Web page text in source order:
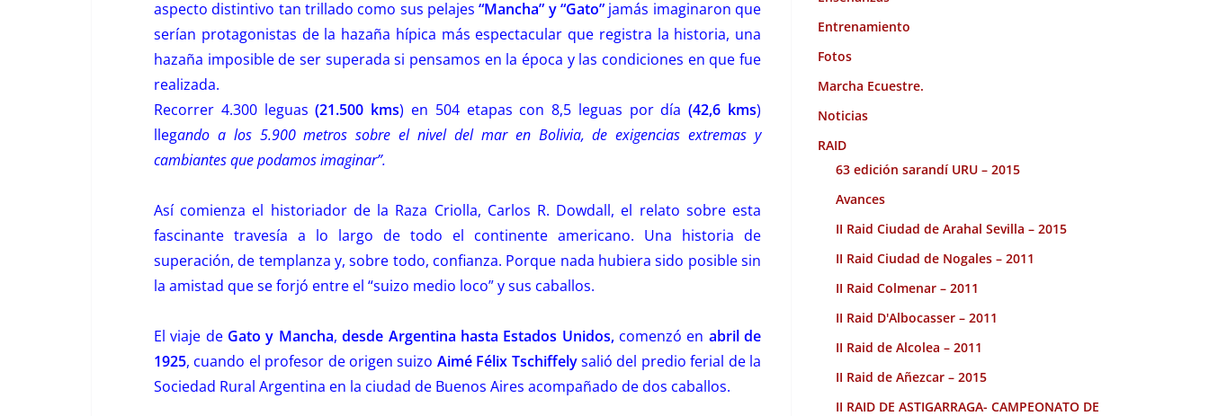
aspecto distintivo tan trillado como sus pelajes“Mancha” y “Gato” jamás imaginaron que
serían protagonistas de la hazaña hípica más espectacular que registra la historia, una
hazaña imposible de ser superada si pensamos en la época y las condiciones en que fue
realizada.
Recorrer 4.300 leguas(21.500 kms) en 504 etapas con 8,5 leguas por día(42,6 kms)
llegando a los 5.900 metros sobre el nivel del mar en Bolivia, de exigencias extremas y
cambiantes que podamos imaginar”.
Así comienza el historiador de la Raza Criolla, Carlos R. Dowdall, el relato sobre esta
fascinante travesía a lo largo de todo el continente americano. Una historia de
superación, de templanza y, sobre todo, confianza. Porque nada hubiera sido posible sin
la amistad que se forjó entre el “suizo medio loco” y sus caballos.
El viaje deGato y Mancha,desde Argentina hasta Estados Unidos,comenzó en abril de
1925, cuando el profesor de origen suizo Aimé Félix Tschiffelysalió del predio ferial de la
Sociedad Rural Argentina en la ciudad de Buenos Aires acompañado de dos caballos.
Entrenamiento
Fotos
Marcha Ecuestre.
Noticias
RAID
63 edición sarandí URU – 2015
Avances
II Raid Ciudad de Arahal Sevilla – 2015
II Raid Ciudad de Nogales – 2011
II Raid Colmenar – 2011
II Raid D'Albocasser – 2011
II Raid de Alcolea – 2011
II Raid de Añezcar – 2015
II RAID DE ASTIGARRAGA- CAMPEONATO DE